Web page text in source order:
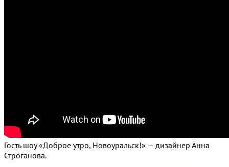
Гость шоу «Доброе утро, Новоуральск!» — дизайнер Анна
Строганова.